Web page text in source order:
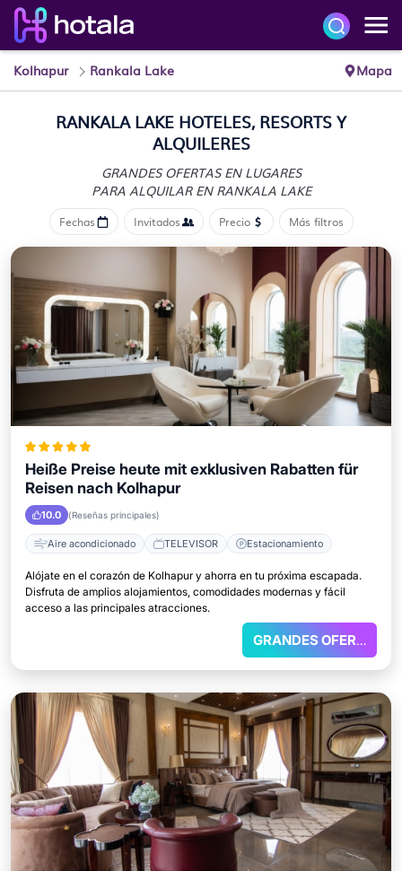
Kolhapur Rankala Lake Mapa
RANKALA LAKE HOTELES, RESORTS Y
ALQUILERES
GRANDES OFERTAS EN LUGARES
PARA ALQUILAR EN RANKALA LAKE
Fechas Invitados Precio Más filtros
Heiße Preise heute mit exklusiven Rabatten für
Reisen nach Kolhapur
10.0 (Reseñas principales)
Aire acondicionado TELEVISOR Estacionamiento
Alójate en el corazón de Kolhapur y ahorra en tu próxima escapada.
Disfruta de amplios alojamientos, comodidades modernas y fácil
acceso a las principales atracciones.
GRANDES OFERTAS